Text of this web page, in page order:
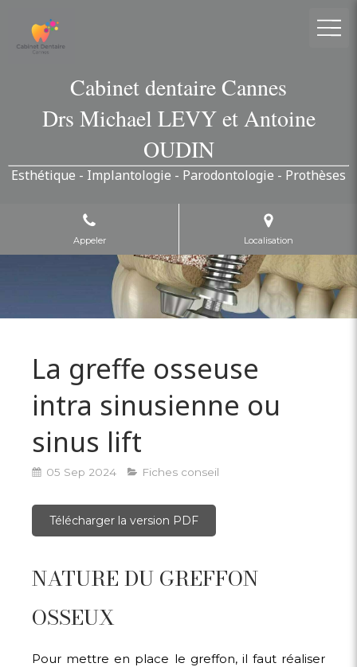
Cabinet dentaire Cannes
Drs Michael LEVY et Antoine
OUDIN
Esthétique - Implantologie - Parodontologie - Prothèses
Appeler Localisation
La greffe osseuse
intra sinusienne ou
sinus lift
05 Sep 2024 Fiches conseil
Télécharger la version PDF
NATURE DU GREFFON
OSSEUX
Pour mettre en place le greffon, il faut réaliser